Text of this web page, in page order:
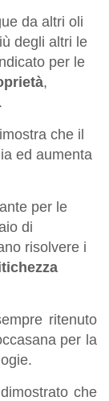
da altri oli
degli altri le
per le
,
che il
ed aumenta
per le
di
risolvere i
ritenuto
per la
che